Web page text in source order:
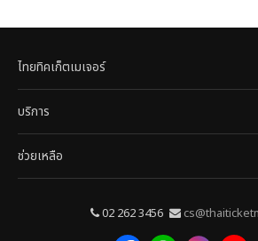
ไทยทิคเก็ตเมเจอร์
บริการ
ช่วยเหลือ
02 262 3456